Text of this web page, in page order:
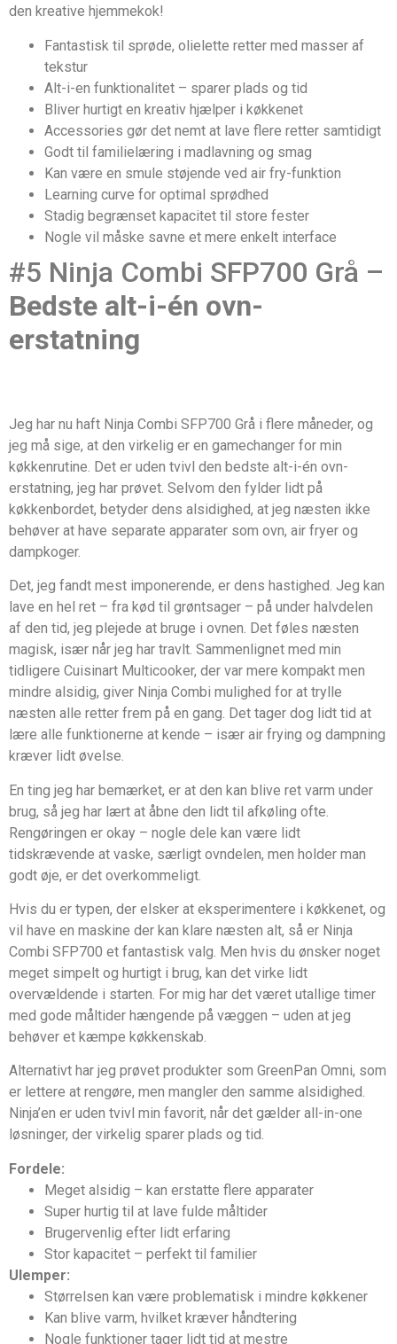
den kreative hjemmekok!
Fantastisk til sprøde, olielette retter med masser af
tekstur
Alt-i-en funktionalitet – sparer plads og tid
Bliver hurtigt en kreativ hjælper i køkkenet
Accessories gør det nemt at lave flere retter samtidigt
Godt til familielæring i madlavning og smag
Kan være en smule støjende ved air fry-funktion
Learning curve for optimal sprødhed
Stadig begrænset kapacitet til store fester
Nogle vil måske savne et mere enkelt interface
#5 Ninja Combi SFP700 Grå –
Bedste alt-i-én ovn-
erstatning
Jeg har nu haft Ninja Combi SFP700 Grå i flere måneder, og
jeg må sige, at den virkelig er en gamechanger for min
køkkenrutine. Det er uden tvivl den bedste alt-i-én ovn-
erstatning, jeg har prøvet. Selvom den fylder lidt på
køkkenbordet, betyder dens alsidighed, at jeg næsten ikke
behøver at have separate apparater som ovn, air fryer og
dampkoger.
Det, jeg fandt mest imponerende, er dens hastighed. Jeg kan
lave en hel ret – fra kød til grøntsager – på under halvdelen
af den tid, jeg plejede at bruge i ovnen. Det føles næsten
magisk, især når jeg har travlt. Sammenlignet med min
tidligere Cuisinart Multicooker, der var mere kompakt men
mindre alsidig, giver Ninja Combi mulighed for at trylle
næsten alle retter frem på en gang. Det tager dog lidt tid at
lære alle funktionerne at kende – især air frying og dampning
kræver lidt øvelse.
En ting jeg har bemærket, er at den kan blive ret varm under
brug, så jeg har lært at åbne den lidt til afkøling ofte.
Rengøringen er okay – nogle dele kan være lidt
tidskrævende at vaske, særligt ovndelen, men holder man
godt øje, er det overkommeligt.
Hvis du er typen, der elsker at eksperimentere i køkkenet, og
vil have en maskine der kan klare næsten alt, så er Ninja
Combi SFP700 et fantastisk valg. Men hvis du ønsker noget
meget simpelt og hurtigt i brug, kan det virke lidt
overvældende i starten. For mig har det været utallige timer
med gode måltider hængende på væggen – uden at jeg
behøver et kæmpe køkkenskab.
Alternativt har jeg prøvet produkter som GreenPan Omni, som
er lettere at rengøre, men mangler den samme alsidighed.
Ninja’en er uden tvivl min favorit, når det gælder all-in-one
løsninger, der virkelig sparer plads og tid.
Fordele:
Meget alsidig – kan erstatte flere apparater
Super hurtig til at lave fulde måltider
Brugervenlig efter lidt erfaring
Stor kapacitet – perfekt til familier
Ulemper:
Størrelsen kan være problematisk i mindre køkkener
Kan blive varm, hvilket kræver håndtering
Nogle funktioner tager lidt tid at mestre